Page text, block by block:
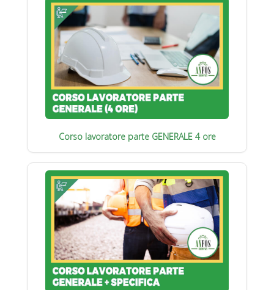
Corso lavoratore parte GENERALE 4 ore